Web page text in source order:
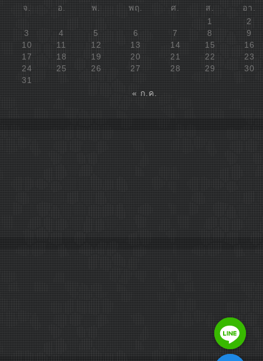
จ. อ. พ. พฤ. ศ. ส.
อา.
1
2
3
4 5 6 7 8
9
10
11 12 13 14 15
16
17
18 19 20 21 22
23
24
25 26 27 28 29
30
31
« ก.ค.